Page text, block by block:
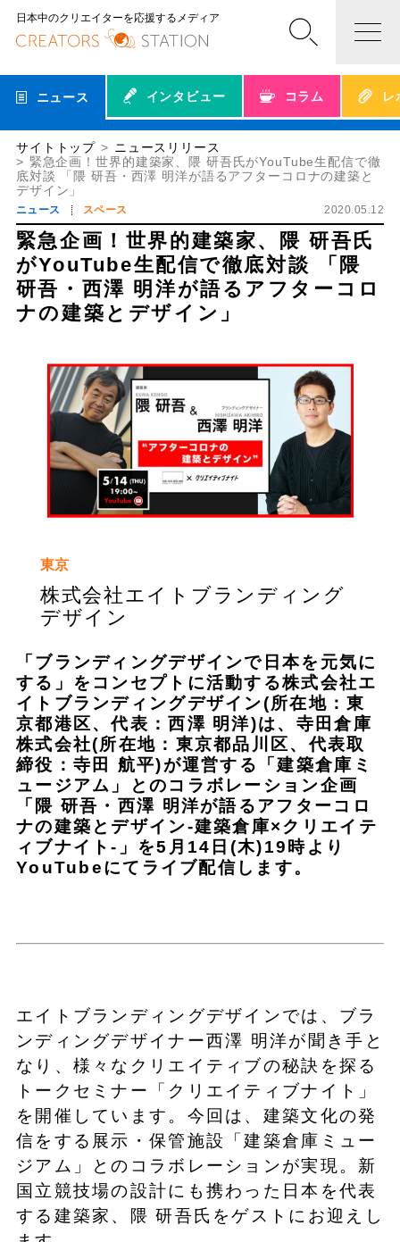
日本中のクリエイターを応援するメディア
ニュース インタビュー コラム レ
サイトトップ
ニュースリリース
緊急企画！世界的建築家、隈 研吾氏がYouTube生配信で徹
底対談 「隈 研吾・西澤 明洋が語るアフターコロナの建築と
デザイン」
ニュース スペース 2020.05.12
緊急企画！世界的建築家、隈 研吾氏
がYouTube生配信で徹底対談 「隈
研吾・西澤 明洋が語るアフターコロ
ナの建築とデザイン」
東京
株式会社エイトブランディング
デザイン
「ブランディングデザインで日本を元気に
する」をコンセプトに活動する株式会社エ
イトブランディングデザイン(所在地：東
京都港区、代表：西澤 明洋)は、寺田倉庫
株式会社(所在地：東京都品川区、代表取
締役：寺田 航平)が運営する「建築倉庫ミ
ュージアム」とのコラボレーション企画
「隈 研吾・西澤 明洋が語るアフターコロ
ナの建築とデザイン-建築倉庫×クリエイテ
ィブナイト-」を5月14日(木)19時より
YouTubeにてライブ配信します。
エイトブランディングデザインでは、ブラ
ンディングデザイナー西澤 明洋が聞き手と
なり、様々なクリエイティブの秘訣を探る
トークセミナー「クリエイティブナイト」
を開催しています。今回は、建築文化の発
信をする展示・保管施設「建築倉庫ミュー
ジアム」とのコラボレーションが実現。新
国立競技場の設計にも携わった日本を代表
する建築家、隈 研吾氏をゲストにお迎えし